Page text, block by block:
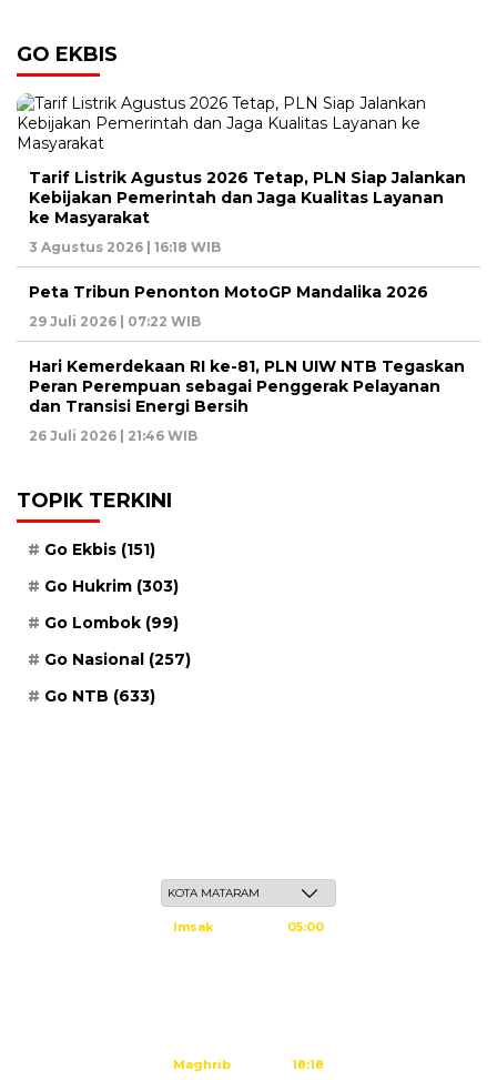
GO EKBIS
Tarif Listrik Agustus 2026 Tetap, PLN Siap Jalankan
Kebijakan Pemerintah dan Jaga Kualitas Layanan
ke Masyarakat
3 Agustus 2026 | 16:18 WIB
Peta Tribun Penonton MotoGP Mandalika 2026
29 Juli 2026 | 07:22 WIB
Hari Kemerdekaan RI ke-81, PLN UIW NTB Tegaskan
Peran Perempuan sebagai Penggerak Pelayanan
dan Transisi Energi Bersih
26 Juli 2026 | 21:46 WIB
TOPIK TERKINI
Go Ekbis (151)
Go Hukrim (303)
Go Lombok (99)
Go Nasional (257)
Go NTB (633)
Imsak 05:00
Maghrib 18:18